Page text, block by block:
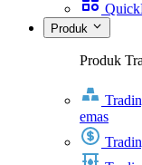
Produk
Produk
emas